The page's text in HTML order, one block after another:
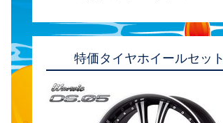
特価タイヤホイールセット